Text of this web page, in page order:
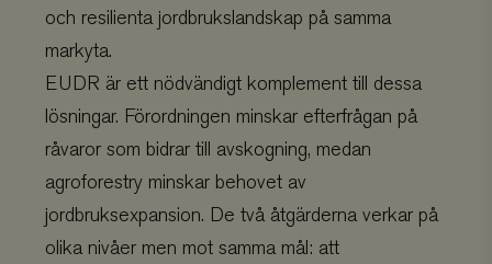
och resilienta jordbrukslandskap på samma
markyta.
EUDR är ett nödvändigt komplement till dessa
lösningar. Förordningen minskar efterfrågan på
råvaror som bidrar till avskogning, medan
agroforestry minskar behovet av
jordbruksexpansion. De två åtgärderna verkar på
olika nivåer men mot samma mål: att